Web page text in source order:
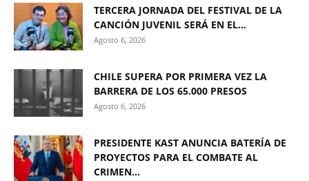
TERCERA JORNADA DEL FESTIVAL DE LA
CANCIÓN JUVENIL SERÁ EN EL...
Agosto 6, 2026
CHILE SUPERA POR PRIMERA VEZ LA
BARRERA DE LOS 65.000 PRESOS
Agosto 6, 2026
PRESIDENTE KAST ANUNCIA BATERÍA DE
PROYECTOS PARA EL COMBATE AL
CRIMEN...